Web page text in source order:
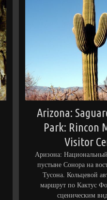
Arizona:
Park: Rincon
Visitor
Аризона:
пустыне Сонора на
Тусона. Кольцевой
маршрут по Кактус
сценическим